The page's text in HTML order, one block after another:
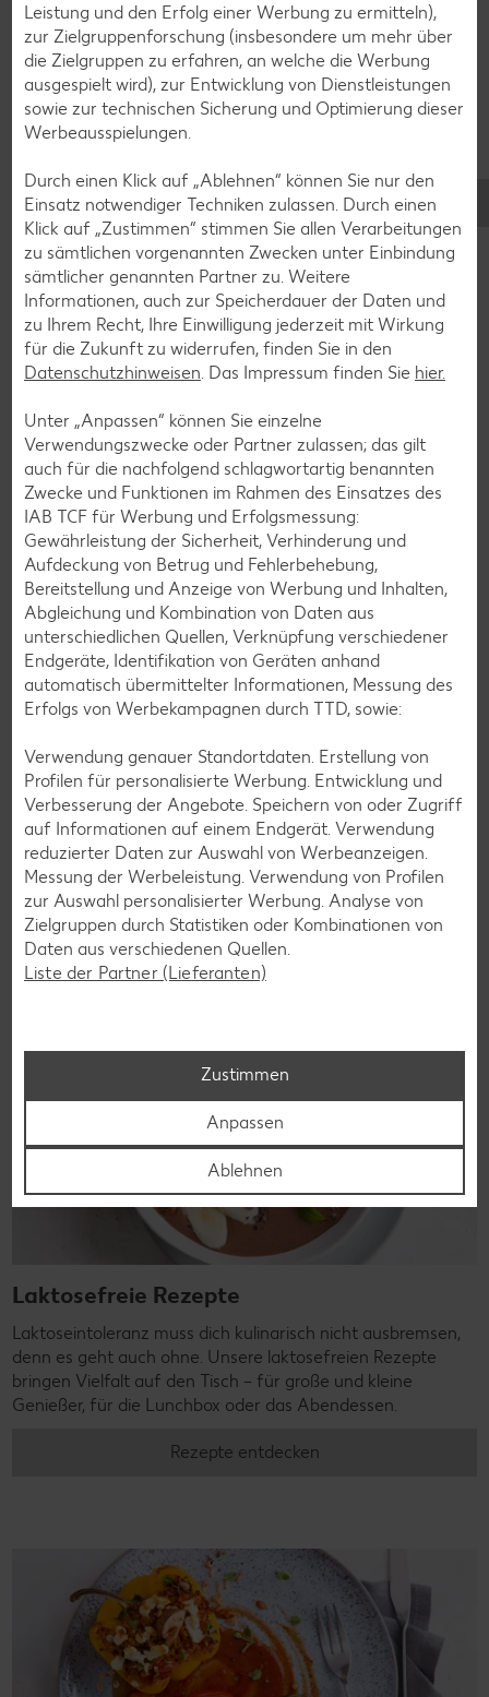
Smoothie-Rezepte
Bowle-Rezepte
Cocktail-Rezepte
Avocado-Rezepte
Blaubeer-Rezepte
Bananen-Rezepte
Zurück zu allen Rezepten
Glutenfreie Rezepte
Wer auf Gluten verzichtet, muss nicht automatisch auf
Vielfalt und Geschmack verzichten. Ob süß oder herzhaft –
mit unseren glutenfreien Rezepten zauberst du dir Gerichte,
die nicht nur verträglich, sondern auch richtig lecker sind.
Rezepte entdecken
Laktosefreie Rezepte
Laktoseintoleranz muss dich kulinarisch nicht ausbremsen,
denn es geht auch ohne. Unsere laktosefreien Rezepte
bringen Vielfalt auf den Tisch – für große und kleine
Genießer, für die Lunchbox oder das Abendessen.
Rezepte entdecken
Leistung und den Erfolg einer Werbung zu ermitteln),
zur Zielgruppenforschung (insbesondere um mehr über
die Zielgruppen zu erfahren, an welche die Werbung
ausgespielt wird), zur Entwicklung von Dienstleistungen
sowie zur technischen Sicherung und Optimierung dieser
Werbeausspielungen.
Durch einen Klick auf „Ablehnen“ können Sie nur den
Einsatz notwendiger Techniken zulassen. Durch einen
Klick auf „Zustimmen“ stimmen Sie allen Verarbeitungen
zu sämtlichen vorgenannten Zwecken unter Einbindung
sämtlicher genannten Partner zu. Weitere
Informationen, auch zur Speicherdauer der Daten und
zu Ihrem Recht, Ihre Einwilligung jederzeit mit Wirkung
für die Zukunft zu widerrufen, finden Sie in den
Datenschutzhinweisen . Das Impressum finden Sie hier.
Unter „Anpassen“ können Sie einzelne
Verwendungszwecke oder Partner zulassen; das gilt
auch für die nachfolgend schlagwortartig benannten
Zwecke und Funktionen im Rahmen des Einsatzes des
IAB TCF für Werbung und Erfolgsmessung:
Gewährleistung der Sicherheit, Verhinderung und
Aufdeckung von Betrug und Fehlerbehebung,
Bereitstellung und Anzeige von Werbung und Inhalten,
Abgleichung und Kombination von Daten aus
unterschiedlichen Quellen, Verknüpfung verschiedener
Endgeräte, Identifikation von Geräten anhand
automatisch übermittelter Informationen, Messung des
Erfolgs von Werbekampagnen durch TTD, sowie:
Verwendung genauer Standortdaten. Erstellung von
Profilen für personalisierte Werbung. Entwicklung und
Verbesserung der Angebote. Speichern von oder Zugriff
auf Informationen auf einem Endgerät. Verwendung
reduzierter Daten zur Auswahl von Werbeanzeigen.
Messung der Werbeleistung. Verwendung von Profilen
zur Auswahl personalisierter Werbung. Analyse von
Zielgruppen durch Statistiken oder Kombinationen von
Daten aus verschiedenen Quellen.
Liste der Partner (Lieferanten)
Zustimmen
Anpassen
Ablehnen